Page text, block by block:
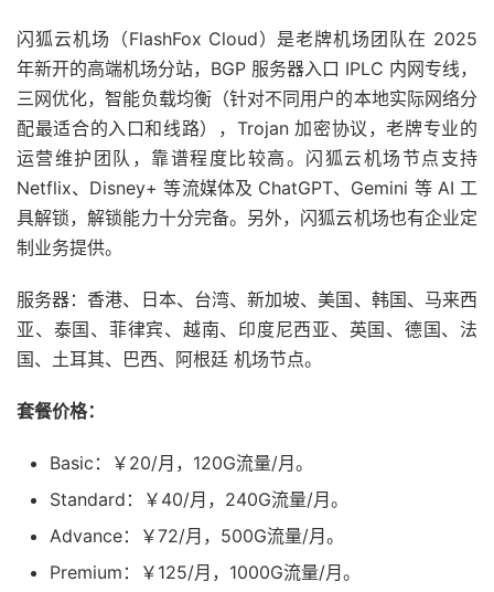
闪狐云机场（FlashFox Cloud）是老牌机场团队在 2025
年新开的高端机场分站，BGP 服务器入口 IPLC 内网专线，
三网优化，智能负载均衡（针对不同用户的本地实际网络分
配最适合的入口和线路），Trojan 加密协议，老牌专业的
运营维护团队，靠谱程度比较高。闪狐云机场节点支持
Netflix、Disney+ 等流媒体及 ChatGPT、Gemini 等 AI 工
具解锁，解锁能力十分完备。另外，闪狐云机场也有企业定
制业务提供。
服务器：香港、日本、台湾、新加坡、美国、韩国、马来西
亚、泰国、菲律宾、越南、印度尼西亚、英国、德国、法
国、土耳其、巴西、阿根廷 机场节点。
套餐价格：
Basic：￥20/月，120G流量/月。
Standard：￥40/月，240G流量/月。
Advance：￥72/月，500G流量/月。
Premium：￥125/月，1000G流量/月。